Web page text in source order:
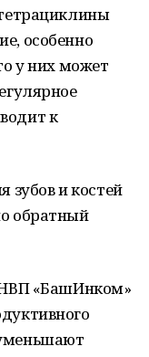
особенно
у них может
к
зубов и костей
обратный
«БашИнком»